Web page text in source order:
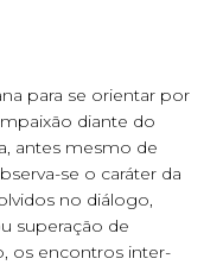
para se orientar por
diante do
antes mesmo de
se o caráter da
no diálogo,
superação de
os encontros inter-